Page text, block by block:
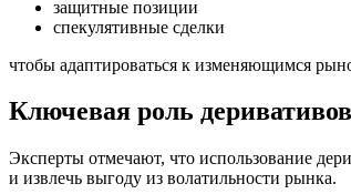
защитные позиции
спекулятивные сделки
чтобы адаптироваться к изменяющимся
Ключевая роль
Эксперты отмечают, что использование
и извлечь выгоду из волатильности рынка.